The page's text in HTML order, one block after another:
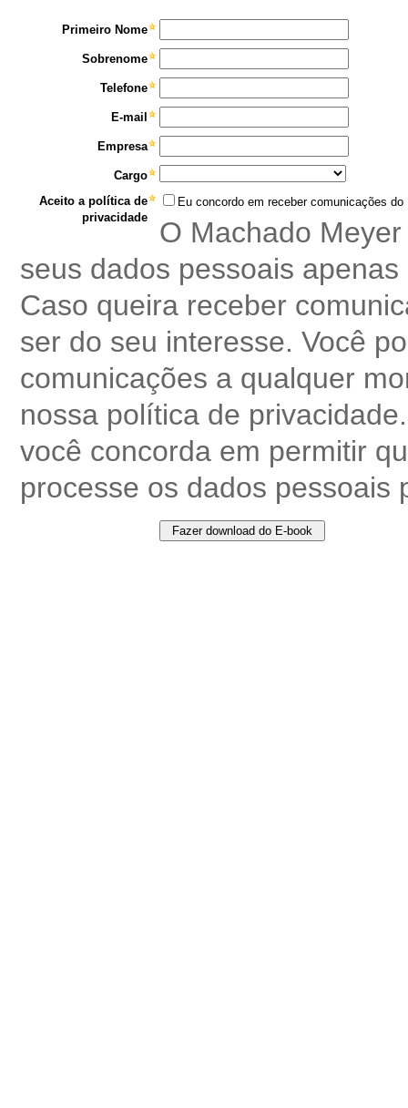
Primeiro Nome
Sobrenome
Telefone
E-mail
Empresa
Cargo
Aceito a política de
privacidade
Eu concordo em receber comunicações do
O Machado
seus dados pessoais
Caso queira receber
ser do seu interesse. Você
comunicações a qualquer
nossa política de
você concorda em permitir
processe os dados pessoais